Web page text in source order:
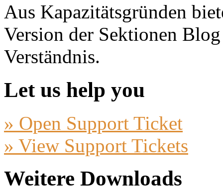
Aus Kapazitätsgründen
Version der Sektionen
Verständnis.
Let us help you
» Open Support Ticket
» View Support Tickets
Weitere Downloads